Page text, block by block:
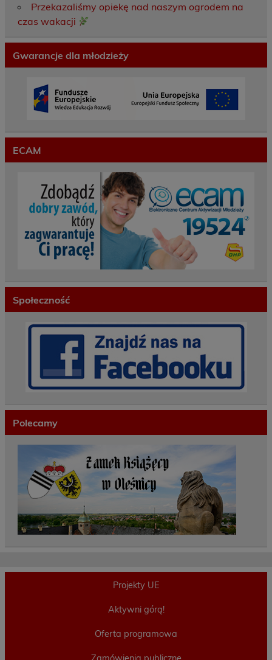
Przekazaliśmy opiekę nad naszym ogrodem na
czas wakacji
Gwarancje dla młodzieży
ECAM
Społeczność
Polecamy
Projekty UE
Aktywni górą!
Oferta programowa